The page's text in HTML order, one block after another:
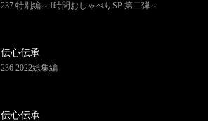
237 特別編～1時間おしゃべりSP 第二弾～
伝心伝承
236 2022総集編
伝心伝承